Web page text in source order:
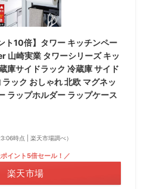
ト10倍】タワー キッチンペー
山崎実業 タワーシリーズ キッ
庫サイドラック 冷蔵庫 サイド
ック おしゃれ 北欧 マグネッ
ラップホルダー ラップケース
時点 | 楽天市場調べ）
イント5倍セール！／
楽天市場